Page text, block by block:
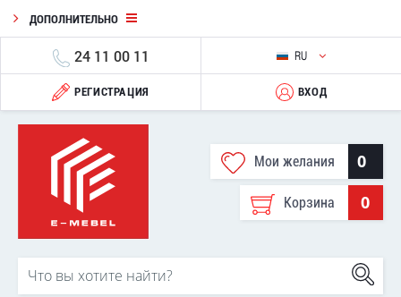
ДОПОЛНИТЕЛЬНО
24 11 00 11 RU
РЕГИСТРАЦИЯ ВХОД
Мои желания 0
Корзина 0